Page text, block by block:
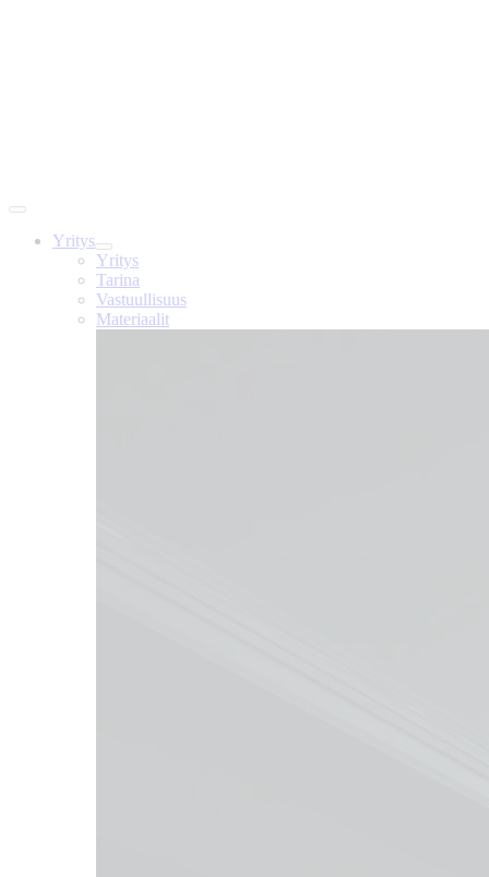
Yritys
Yritys
Tarina
Vastuullisuus
Materiaalit